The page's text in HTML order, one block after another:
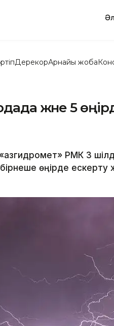
ДерекқорАрнайы жоба
және 5
РМК 3
өңірде